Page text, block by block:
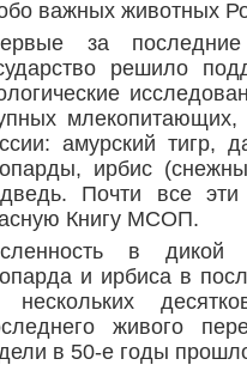
важных животных
за
решило
амурский тигр,
ирбис
Почти все
Книгу МСОП.
в дикой
и ирбиса в
нескольких
живого
в 50-е годы